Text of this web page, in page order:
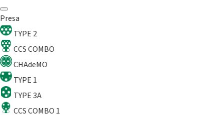
Presa
TYPE 2
CCS COMBO
CHAdeMO
TYPE 1
TYPE 3A
CCS COMBO 1